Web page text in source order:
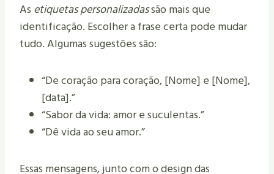
As etiquetas personalizadassão mais que
identificação. Escolher a frase certa pode mudar
tudo. Algumas sugestões são:
“De coração para coração, [Nome] e [Nome],
[data].”
“Sabor da vida: amor e suculentas.”
“Dê vida ao seu amor.”
Essas mensagens, junto com o design das